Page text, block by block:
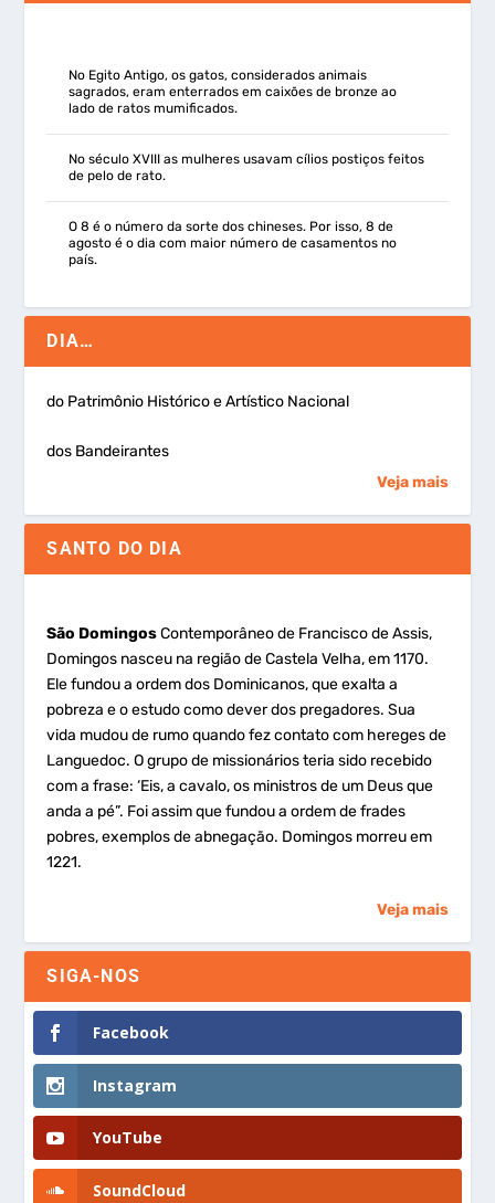
No Egito Antigo, os gatos, considerados animais
sagrados, eram enterrados em caixões de bronze ao
lado de ratos mumificados.
No século XVIII as mulheres usavam cílios postiços feitos
de pelo de rato.
O 8 é o número da sorte dos chineses. Por isso, 8 de
agosto é o dia com maior número de casamentos no
país.
DIA…
do Patrimônio Histórico e Artístico Nacional
dos Bandeirantes
Veja mais
SANTO DO DIA
São DomingosContemporâneo de Francisco de Assis,
Domingos nasceu na região de Castela Velha, em 1170.
Ele fundou a ordem dos Dominicanos, que exalta a
pobreza e o estudo como dever dos pregadores. Sua
vida mudou de rumo quando fez contato com hereges de
Languedoc. O grupo de missionários teria sido recebido
com a frase: ‘Eis, a cavalo, os ministros de um Deus que
anda a pé”. Foi assim que fundou a ordem de frades
pobres, exemplos de abnegação. Domingos morreu em
1221.
Veja mais
SIGA-NOS
Facebook
Instagram
YouTube
SoundCloud